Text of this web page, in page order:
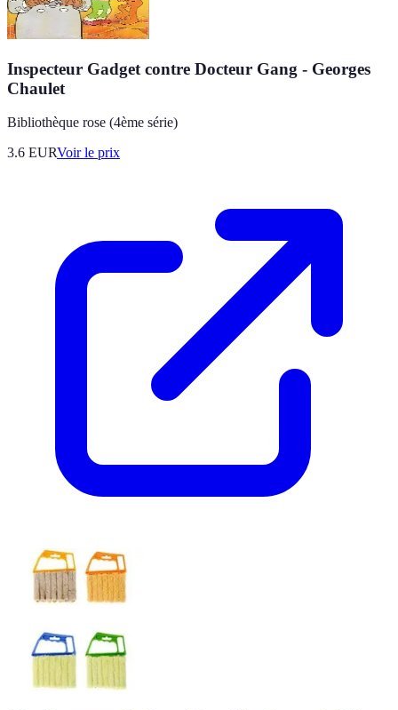
Inspecteur Gadget contre Docteur Gang - Georges
Chaulet
Bibliothèque rose (4ème série)
3.6 EURVoir le prix